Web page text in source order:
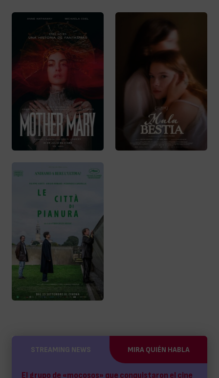
STREAMING NEWS MIRA QUIÉN HABLA
El grupo de «mocosos» que conquistaron el cine